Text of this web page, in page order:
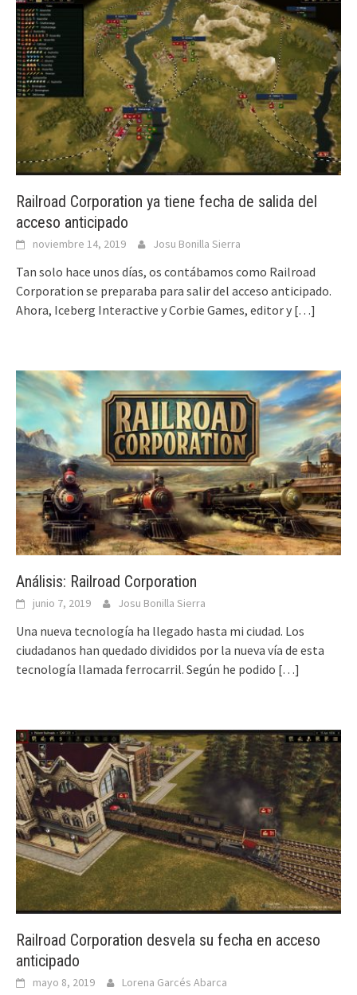
Railroad Corporation ya tiene fecha de salida del
acceso anticipado
noviembre 14, 2019 Josu Bonilla Sierra
Tan solo hace unos días, os contábamos como Railroad
Corporation se preparaba para salir del acceso anticipado.
Ahora, Iceberg Interactive y Corbie Games, editor y […]
Análisis: Railroad Corporation
junio 7, 2019 Josu Bonilla Sierra
Una nueva tecnología ha llegado hasta mi ciudad. Los
ciudadanos han quedado divididos por la nueva vía de esta
tecnología llamada ferrocarril. Según he podido […]
Railroad Corporation desvela su fecha en acceso
anticipado
mayo 8, 2019 Lorena Garcés Abarca